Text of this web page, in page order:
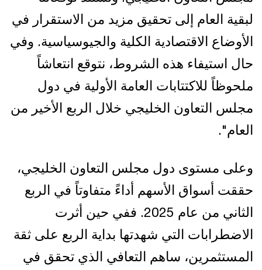
لبقية العام إلى تحقيق مزيد من الاستقرار في
الأوضاع الاقتصادية الكلية والجيوسياسية. وفي
حال استيفاء هذه الشروط، نتوقع انتعاشاً
ملحوظاً للاكتتابات العامة الأولية في دول
مجلس التعاون الخليجي خلال الربع الأخير من
العام".
وعلى مستوى دول مجلس التعاون الخليجي،
حققت أسواق الأسهم أداءً متفاوتاً في الربع
الثاني من عام 2025. ففي حين أثرت
الاضطرابات التي شهدتها بداية الربع على ثقة
المستثمرين، ساهم التعافي الذي تحقق في